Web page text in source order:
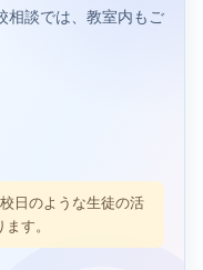
相談では、教室内もご
日のような生徒の活
す。